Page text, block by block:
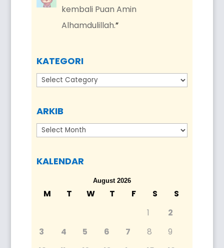
kembali Puan Amin
Alhamdulillah.”
KATEGORI
Kategori
ARKIB
Arkib
KALENDAR
August 2026
M T W T F S
S
1
2
3
4 5 6 7 8
9